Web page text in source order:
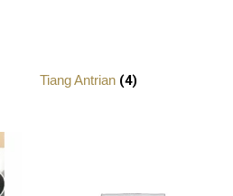
Tiang Antrian (4)